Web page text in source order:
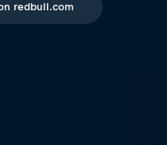
redbull.com